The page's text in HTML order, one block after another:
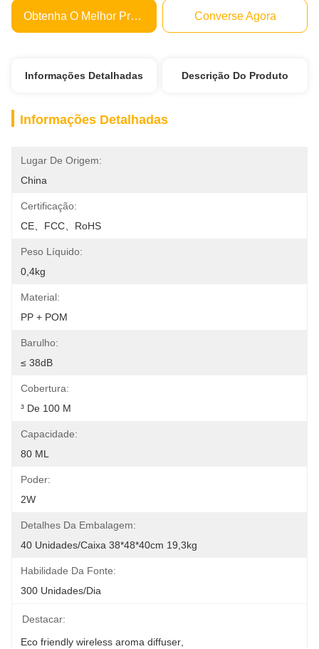
Obtenha O Melhor Preço Converse Agora
Informações Detalhadas Descrição Do Produto
Informações Detalhadas
Lugar De Origem:
China
Certificação:
CE、FCC、RoHS
Peso Líquido:
0,4kg
Material:
PP + POM
Barulho:
≤ 38dB
Cobertura:
³ De 100 M
Capacidade:
80 ML
Poder:
2W
Detalhes Da Embalagem:
40 Unidades/caixa 38*48*40cm 19,3kg
Habilidade Da Fonte:
300 Unidades/dia
Destacar:
Eco friendly wireless aroma diffuser